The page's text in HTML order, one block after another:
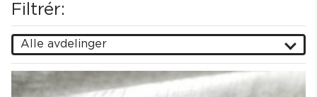
Søk
Filtrér:
Alle avdelinger
Alle avdelinger
Armoen Pukkverk - Blaker